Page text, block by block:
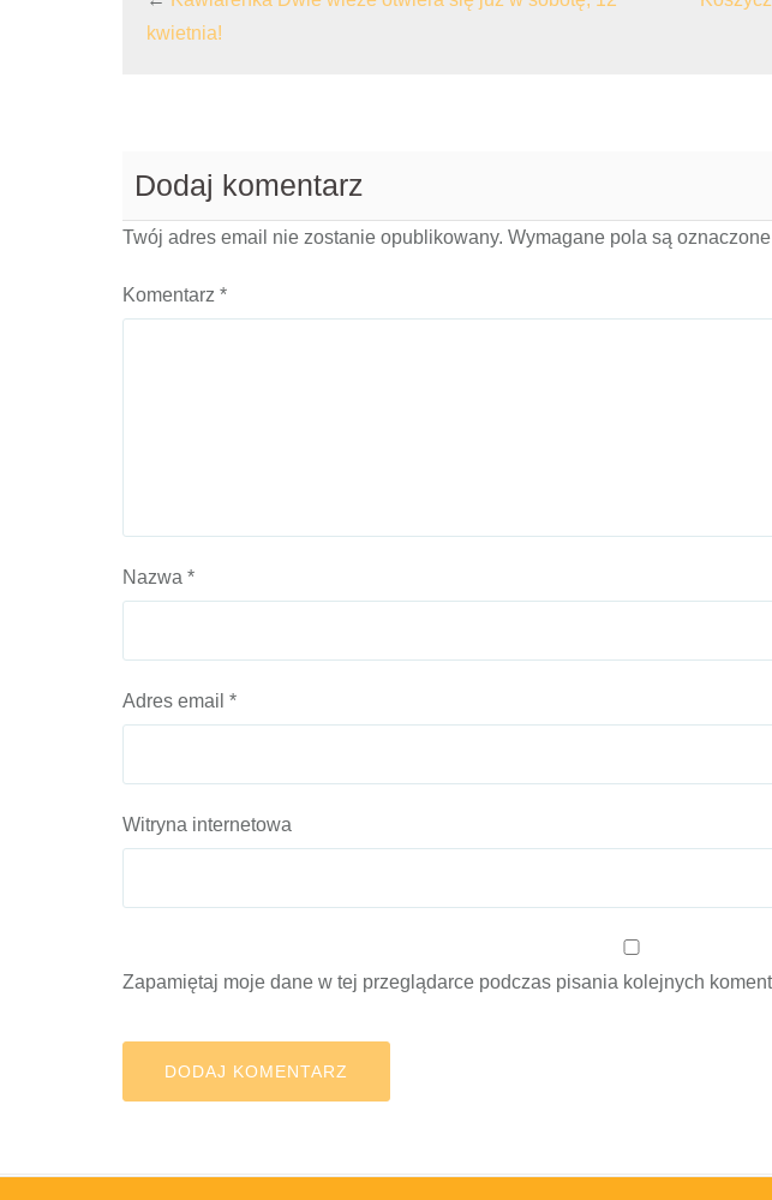
kwietnia!
Dodaj komentarz
Twój adres email nie zostanie opublikowany. Wymagane pola są oznaczone
Komentarz *
Nazwa *
Adres email *
Witryna internetowa
Zapamiętaj moje dane w tej przeglądarce podczas pisania kolejnych